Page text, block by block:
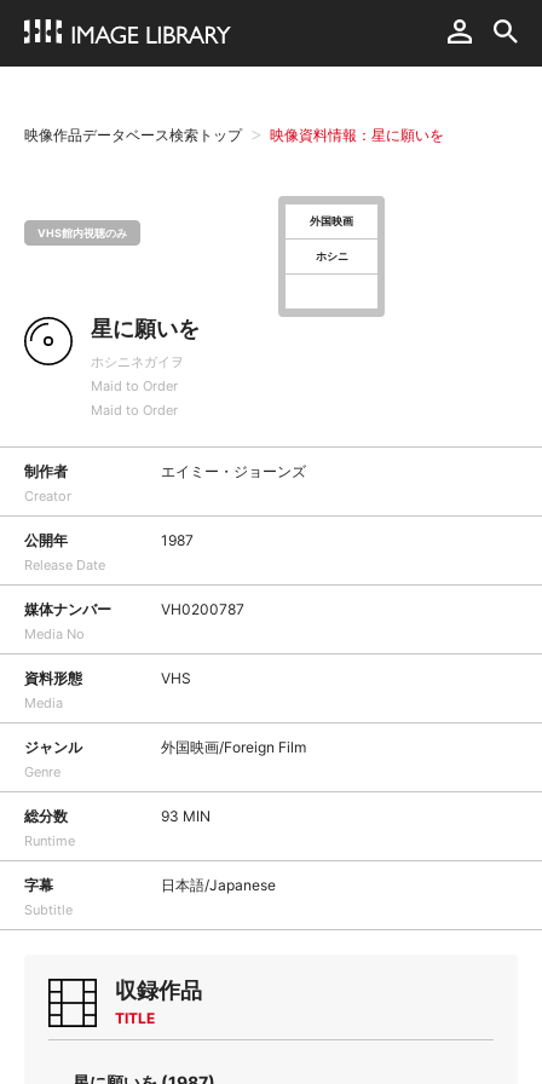
映像作品データベース検索トップ 映像資料情報：星に願いを
VHS館内視聴のみ
外国映画
ホシニ
星に願いを
ホシニネガイヲ
Maid to Order
Maid to Order
制作者
Creator
エイミー・ジョーンズ
公開年
Release Date
1987
媒体ナンバー
Media No
VH0200787
資料形態
Media
VHS
ジャンル
Genre
外国映画/Foreign Film
総分数
Runtime
93 MIN
字幕
Subtitle
日本語/Japanese
収録作品
TITLE